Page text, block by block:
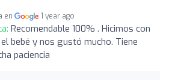
en 1 year ago
Recomendable 100% . Hicimos con
bebé y nos gustó mucho. Tiene
paciencia